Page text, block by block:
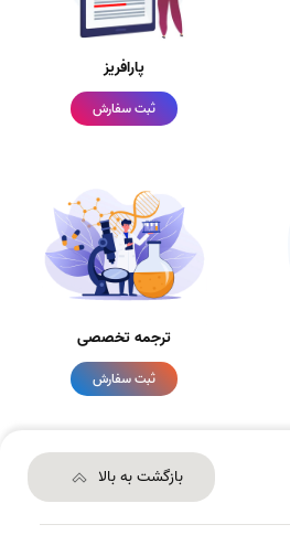
پارافریز
ثبت سفارش
ترجمه تخصصی
ثبت سفارش
بازگشت به بالا